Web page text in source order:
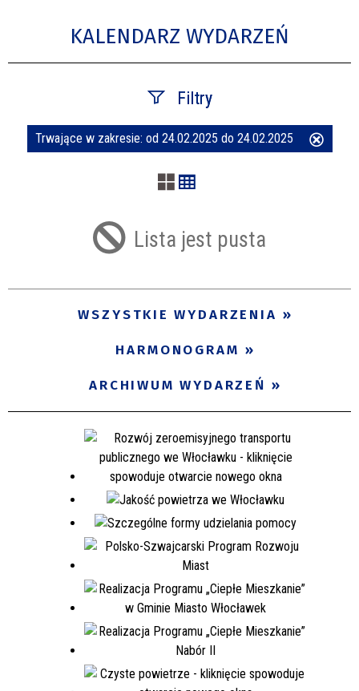
KALENDARZ WYDARZEŃ
Filtry
Szukana fraza
Trwające w zakresie: od 24.02.2025 do 24.02.2025
Lista jest pusta
WSZYSTKIE WYDARZENIA
HARMONOGRAM
ARCHIWUM WYDARZEŃ